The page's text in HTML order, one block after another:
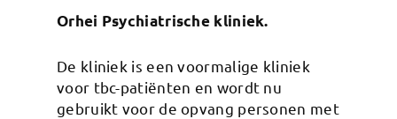
Orhei Psychiatrische kliniek.
De kliniek is een voormalige kliniek
voor tbc-patiënten en wordt nu
gebruikt voor de opvang personen met